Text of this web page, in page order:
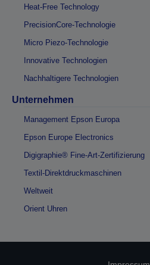
Heat-Free Technology
PrecisionCore-Technologie
Micro Piezo-Technologie
Innovative Technologien
Nachhaltigere Technologien
Unternehmen
Management Epson Europa
Epson Europe Electronics
Digigraphie® Fine-Art-Zertifizierung
Textil-Direktdruckmaschinen
Weltweit
Orient Uhren